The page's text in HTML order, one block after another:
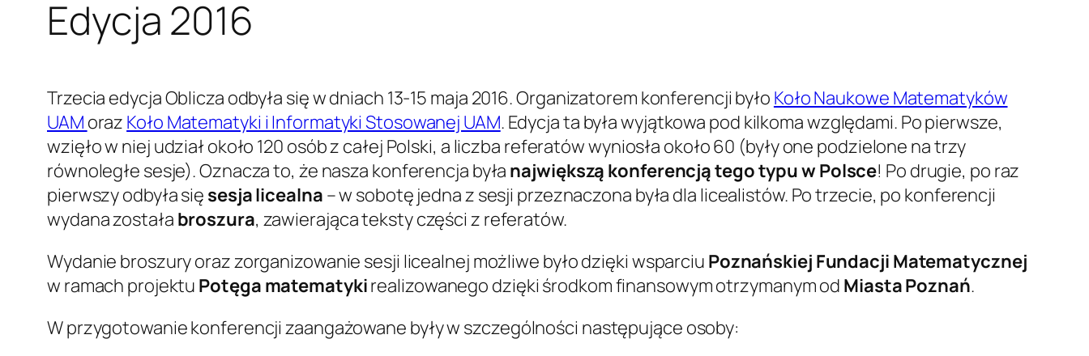
Edycja 2016
Trzecia edycja Oblicza odbyła się w dniach 13-15 maja 2016. Organizatorem konferencji było Koło Naukowe Matematyków
UAM oraz Koło Matematyki i Informatyki Stosowanej UAM. Edycja ta była wyjątkowa pod kilkoma względami. Po pierwsze,
wzięło w niej udział około 120 osób z całej Polski, a liczba referatów wyniosła około 60 (były one podzielone na trzy
równoległe sesje). Oznacza to, że nasza konferencja była największą konferencją tego typu w Polsce! Po drugie, po raz
pierwszy odbyła się sesja licealna – w sobotę jedna z sesji przeznaczona była dla licealistów. Po trzecie, po konferencji
wydana została broszura, zawierająca teksty części z referatów.
Wydanie broszury oraz zorganizowanie sesji licealnej możliwe było dzięki wsparciu Poznańskiej Fundacji Matematycznej
w ramach projektu Potęga matematykirealizowanego dzięki środkom finansowym otrzymanym od Miasta Poznań.
W przygotowanie konferencji zaangażowane były w szczególności następujące osoby: